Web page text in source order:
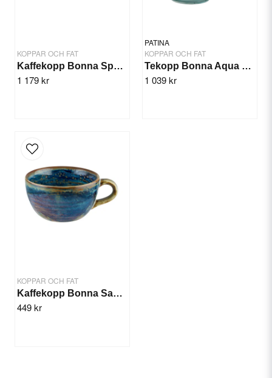
KOPPAR OCH FAT
Kaffekopp Bonna Space 11cl/12st
1 179 kr
PATINA
KOPPAR OCH FAT
Tekopp Bonna Aqua 23cl/12st
1 039 kr
KOPPAR OCH FAT
Kaffekopp Bonna Sapphire 25st
449 kr